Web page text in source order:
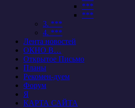
***
***
3. ***
4. ***
Лента новостей
ОКНО В…
Открытое Письмо
Планы
Рекомен-дуем
Форум
Я
КАРТА САЙТА